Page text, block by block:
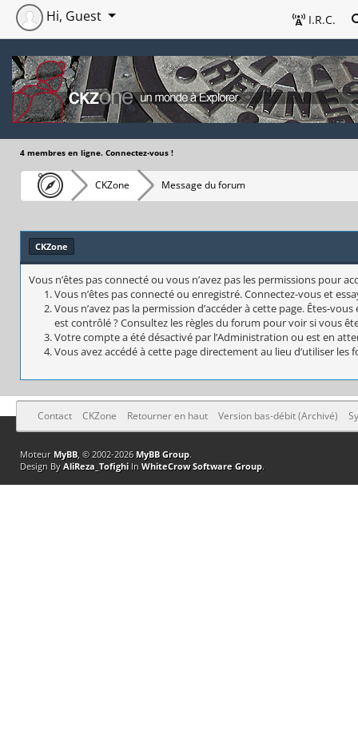
I.R.C.
Hi, Guest
4 membres en ligne. Connectez-vous !
CKZone Message du forum
CKZone
Vous n’êtes pas connecté ou vous n’avez pas les permissions pour
Vous n’êtes pas connecté ou enregistré. Connectez-vous et
Vous n’avez pas la permission d’accéder à cette page. Êtes-
est contrôlé ? Consultez les règles du forum pour voir si vous
Votre compte a été désactivé par l’Administration ou est en
Vous avez accédé à cette page directement au lieu d’utiliser
Contact CKZone Retourner en haut Version bas-débit (Archivé)
Moteur MyBB, © 2002-2026 MyBB Group.
Design By AliReza_TofighiIn WhiteCrow Software Group.